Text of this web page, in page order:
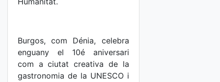
Burgos, com Dénia, celebra
enguany el 10é aniversari
com a ciutat creativa de la
gastronomia de la UNESCO i